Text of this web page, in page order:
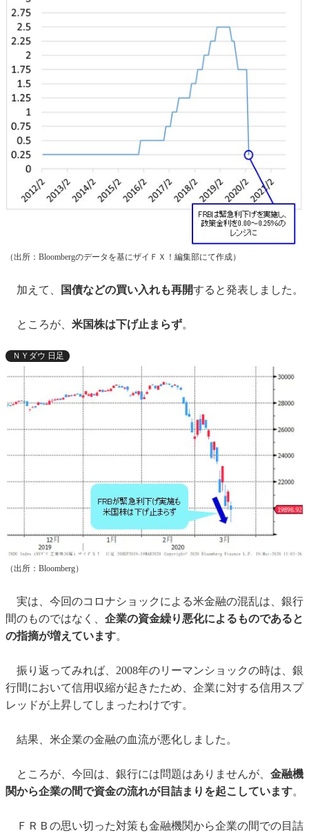
（出所：Bloombergのデータを基にザイＦＸ！編集部にて作成）
加えて、 国債などの買い入れも再開すると発表しました。
ところが、 米国株は下げ止まらず。
ＮＹダウ 日足
（出所：Bloomberg）
実は、今回のコロナショックによる米金融の混乱は、銀行
間のものではなく、 企業の資金繰り悪化によるものであると
の指摘が増えています。
振り返ってみれば、2008年のリーマンショックの時は、銀
行間において信用収縮が起きたため、企業に対する信用スプ
レッドが上昇してしまったわけです。
結果、米企業の金融の血流が悪化しました。
ところが、今回は、銀行には問題はありませんが、 金融機
関から企業の間で資金の流れが目詰まりを起こしています。
ＦＲＢの思い切った対策も金融機関から企業の間での目詰